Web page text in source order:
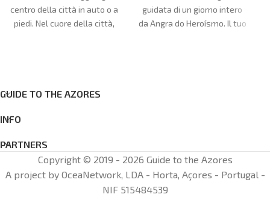
centro della città in auto o a
piedi. Nel cuore della città,
Cattedrale di Angra do
controverse, e il Palácio dos
Capitaes Generais (ingresso
facoltativo), che fu
guidata di un giorno intero
da Angra do Heroísmo. Il tuo
GUIDE TO THE AZORES
INFO
PARTNERS
Copyright © 2019 - 2026 Guide to the Azores
A project by OceaNetwork, LDA - Horta, Açores - Portugal -
NIF 515484539